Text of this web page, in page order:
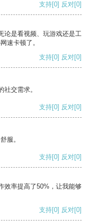
支持[0] 反对[0]
论是看视频、玩游戏还是工
速卡顿了。
支持[0] 反对[0]
交需求。
支持[0] 反对[0]
服。
支持[0] 反对[0]
效率提高了50%，让我能够
支持[0] 反对[0]